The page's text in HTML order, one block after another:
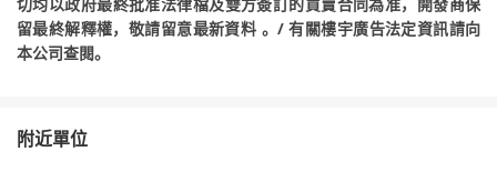
留最終解釋權，敬請留意最新資料 。/ 有關樓宇廣告法定資訊請向
本公司查閱。
附近單位